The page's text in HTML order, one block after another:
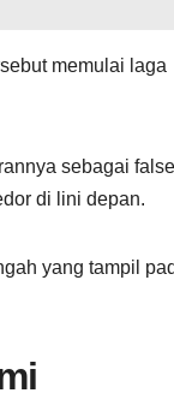
memulai laga
sebagai false
di lini depan.
yang tampil